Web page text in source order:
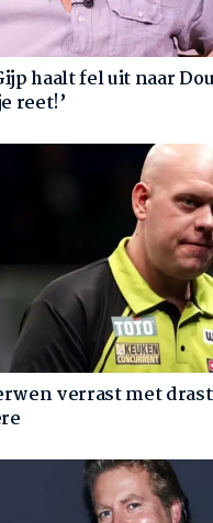
haalt fel uit naar
reet!’
verrast met